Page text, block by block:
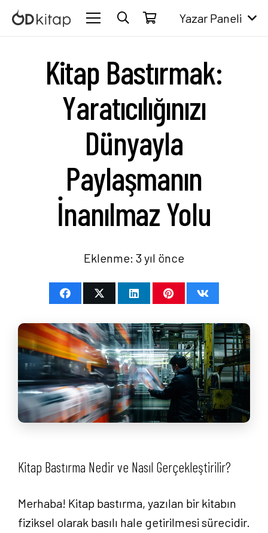
Yazar Paneli
Kitap Bastırmak:
Yaratıcılığınızı
Dünyayla
Paylaşmanın
İnanılmaz Yolu
Eklenme: 3 yıl önce
Kitap Bastırma Nedir ve Nasıl Gerçekleştirilir?
Merhaba! Kitap bastırma, yazılan bir kitabın
fiziksel olarak basılı hale getirilmesi sürecidir.